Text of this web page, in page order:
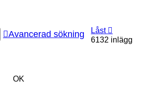
Låst
Avancerad sökning
6132 inlägg